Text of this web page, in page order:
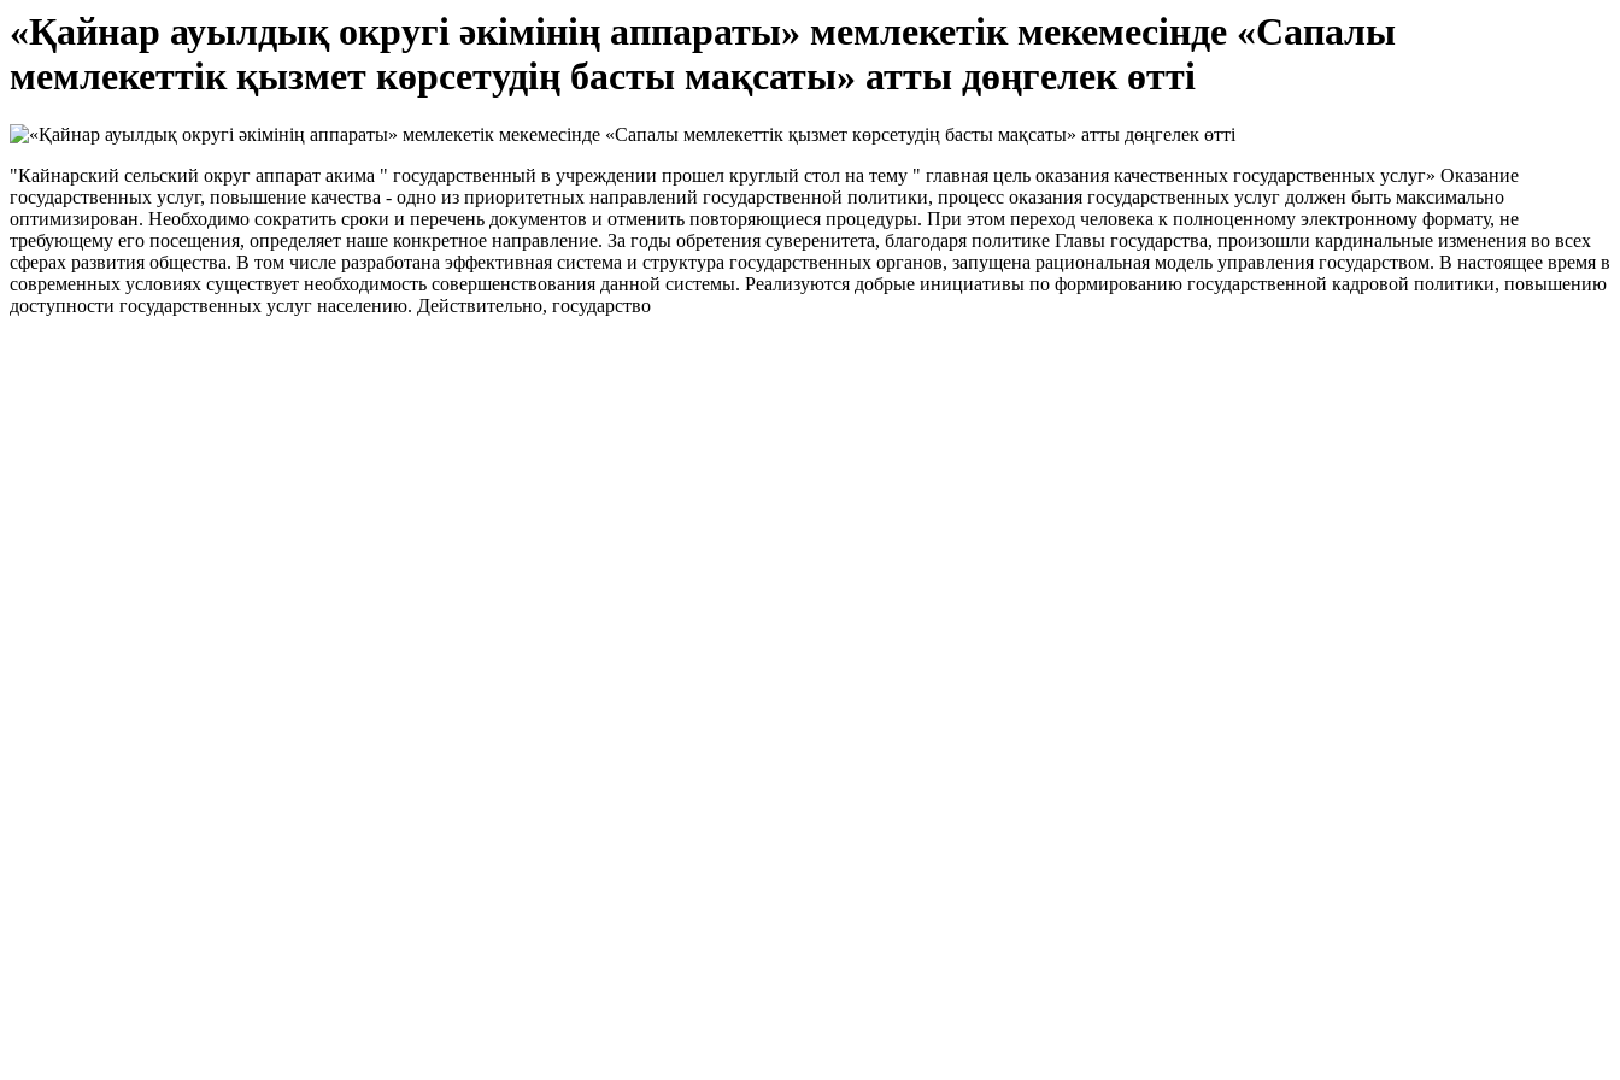
«Қайнар ауылдық округі әкімінің аппараты» мемлекетік мекемесінде «Сапалы
мемлекеттік қызмет көрсетудің басты мақсаты» атты дөңгелек өтті
"Кайнарский сельский округ аппарат акима " государственный в учреждении прошел круглый стол на тему " главная цель оказания качественных государственных услуг» Оказание
государственных услуг, повышение качества - одно из приоритетных направлений государственной политики, процесс оказания государственных услуг должен быть максимально
оптимизирован. Необходимо сократить сроки и перечень документов и отменить повторяющиеся процедуры. При этом переход человека к полноценному электронному формату, не
требующему его посещения, определяет наше конкретное направление. За годы обретения суверенитета, благодаря политике Главы государства, произошли кардинальные изменения во всех
сферах развития общества. В том числе разработана эффективная система и структура государственных органов, запущена рациональная модель управления государством. В настоящее время в
современных условиях существует необходимость совершенствования данной системы. Реализуются добрые инициативы по формированию государственной кадровой политики, повышению
доступности государственных услуг населению. Действительно, государство